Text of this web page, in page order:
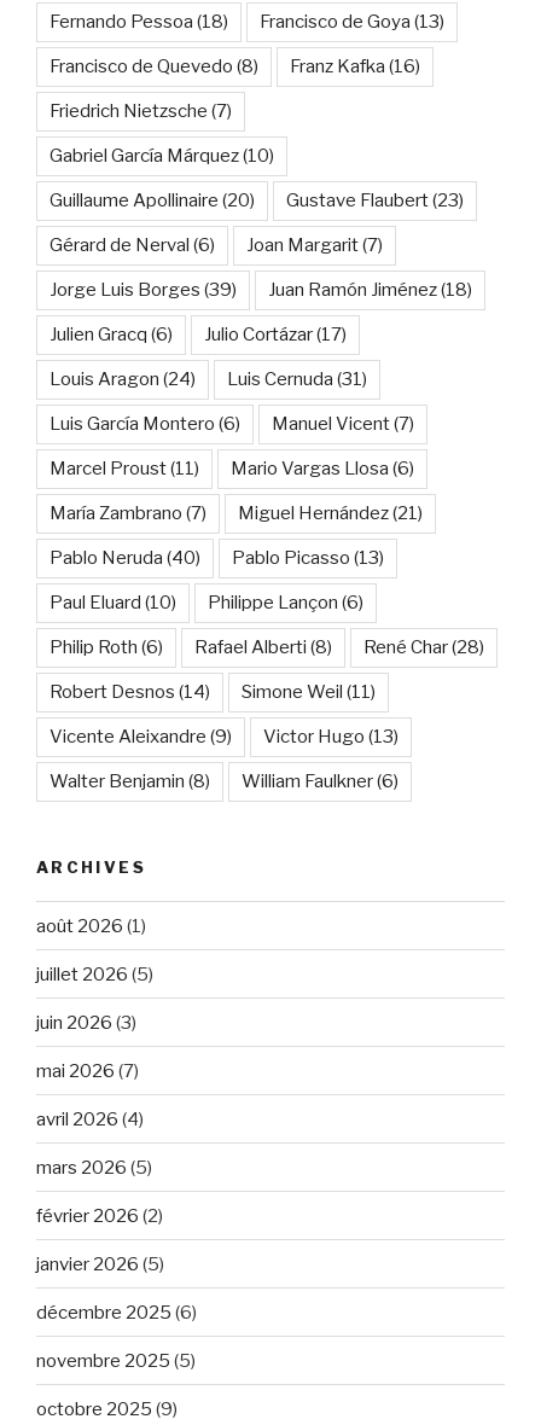
Fernando Pessoa (18) Francisco de Goya (13)
Francisco de Quevedo (8) Franz Kafka (16)
Friedrich Nietzsche (7)
Gabriel García Márquez(10)
Guillaume Apollinaire (20) Gustave Flaubert(23)
Gérard de Nerval (6) Joan Margarit(7)
Jorge Luis Borges (39) Juan Ramón Jiménez(18)
Julien Gracq (6) Julio Cortázar(17)
Louis Aragon (24) Luis Cernuda (31)
Luis García Montero (6) Manuel Vicent(7)
Marcel Proust(11) Mario Vargas Llosa (6)
María Zambrano (7) Miguel Hernández(21)
Pablo Neruda (40) Pablo Picasso (13)
Paul Eluard (10) Philippe Lançon (6)
Philip Roth (6) Rafael Alberti (8) René Char(28)
Robert Desnos (14) Simone Weil (11)
Vicente Aleixandre (9) Victor Hugo (13)
Walter Benjamin (8) William Faulkner(6)
ARCHIVES
août 2026 (1)
juillet 2026 (5)
juin 2026 (3)
mai 2026 (7)
avril 2026 (4)
mars 2026 (5)
février 2026 (2)
janvier 2026 (5)
décembre 2025 (6)
novembre 2025 (5)
octobre 2025 (9)